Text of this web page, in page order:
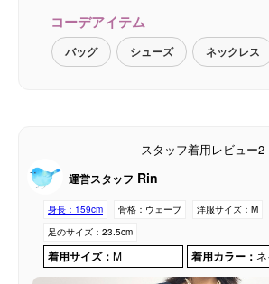
コーデアイテム
バッグ シューズ ネックレス
スタッフ着用レビュー2
運営スタッフ Rin
身長： 159cm 骨格： ウェーブ 洋服サイズ： M
足のサイズ： 23.5cm
着用サイズ： M 着用カラー：